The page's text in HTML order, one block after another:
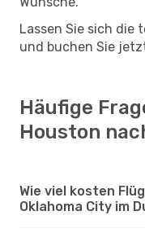
Lassen Sie sich die
und buchen Sie
Häufige
Houston
Wie viel kosten
Oklahoma City im